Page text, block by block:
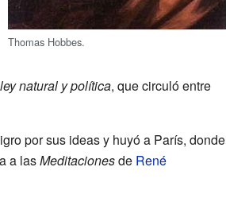
Thomas Hobbes.
natural y política, que circuló entre
por sus ideas y huyó a París, donde
a lasMeditacionesde René